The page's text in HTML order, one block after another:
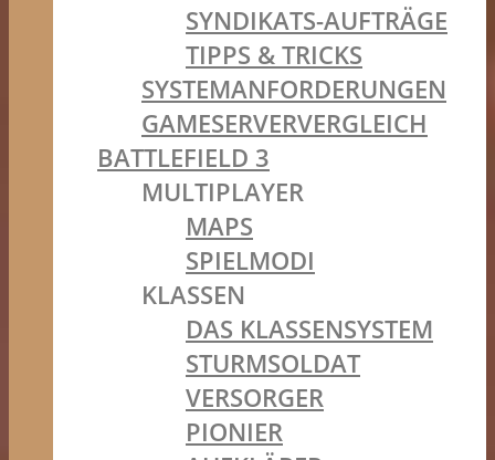
SYNDIKATS-AUFTRÄGE
TIPPS & TRICKS
SYSTEMANFORDERUNGEN
GAMESERVERVERGLEICH
BATTLEFIELD 3
MULTIPLAYER
MAPS
SPIELMODI
KLASSEN
DAS KLASSENSYSTEM
STURMSOLDAT
VERSORGER
PIONIER